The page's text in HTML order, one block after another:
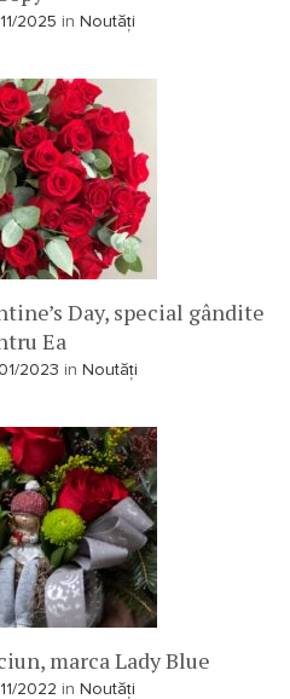
2025 in Noutăți
Day, special gândite
Ea
2023 in Noutăți
marca Lady Blue
2022 in Noutăți